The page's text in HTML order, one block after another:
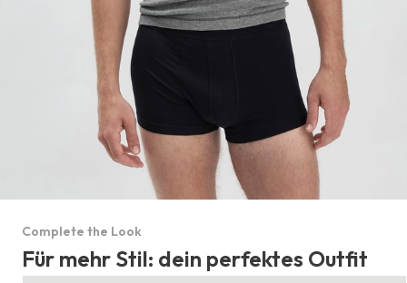
Complete the Look
Für mehr Stil: dein perfektes Outfit